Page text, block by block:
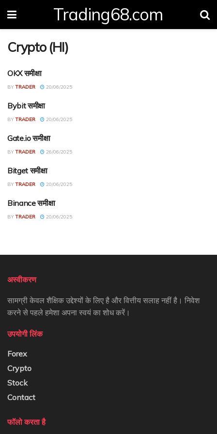
Trading68.com
Crypto (HI)
CRYPTO RANKING (HI)
OKX समीक्षा
BY TRADER 20/06/2025
CRYPTO RANKING (HI)
Bybit समीक्षा
BY TRADER 20/06/2025
CRYPTO REVIEW (HI)
Gate.io समीक्षा
BY TRADER 26/06/2025
CRYPTO REVIEW (HI)
Bitget समीक्षा
BY TRADER 20/06/2025
CRYPTO RANKING (HI)
Binance समीक्षा
BY TRADER 20/06/2025
अस्वीकरण
सामग्री केवल शैक्षिक उद्देश्यों के लिए है और वित्तीय सलाह नहीं है। निवेश
करने से पहले हमेशा अपना स्वयं का शोध करें।
उपयोगी लिंक
Forex
Crypto
Stock
Contact
फॉलो करता है